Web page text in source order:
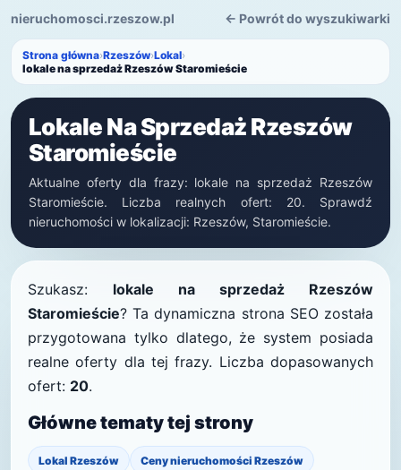
nieruchomosci.rzeszow.pl ← Powrót do wyszukiwarki
Strona główna›Rzeszów›Lokal›
lokale na sprzedaż Rzeszów Staromieście
Lokale Na Sprzedaż Rzeszów
Staromieście
Aktualne oferty dla frazy: lokale na sprzedaż Rzeszów
Staromieście. Liczba realnych ofert: 20. Sprawdź
nieruchomości w lokalizacji: Rzeszów, Staromieście.
Szukasz: lokale na sprzedaż Rzeszów
Staromieście? Ta dynamiczna strona SEO została
przygotowana tylko dlatego, że system posiada
realne oferty dla tej frazy. Liczba dopasowanych
ofert: 20.
Główne tematy tej strony
Lokal Rzeszów Ceny nieruchomości Rzeszów